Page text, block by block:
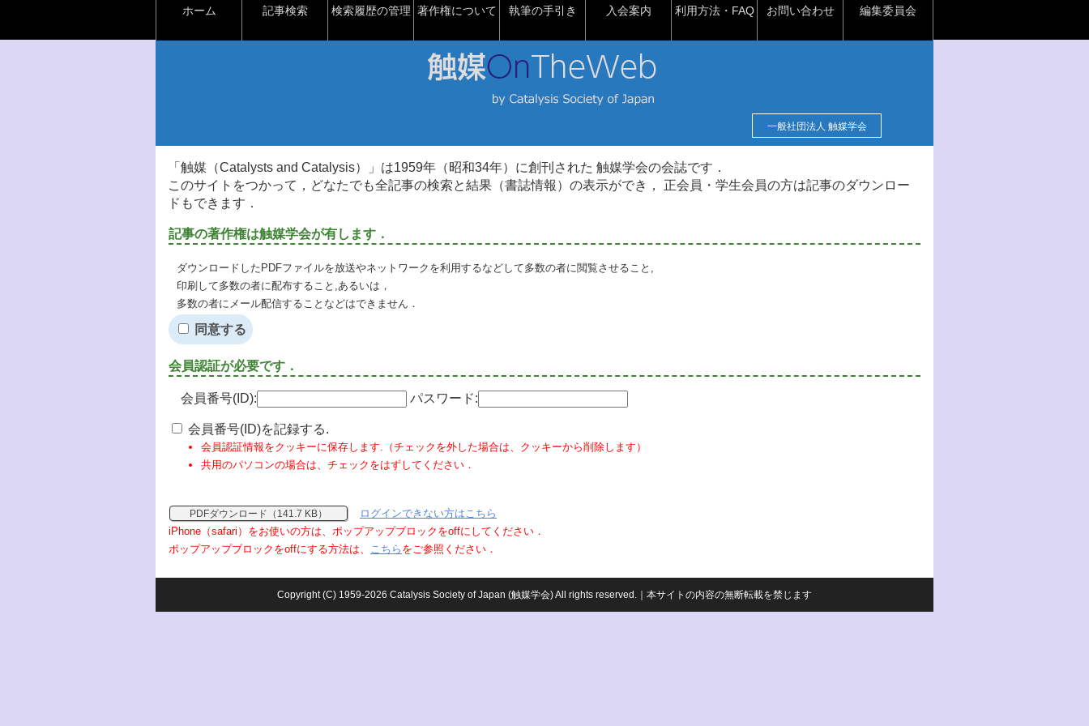
ホーム 記事検索 検索履歴の管理 著作権について 執筆の手引き 入会案内 利用方法・FAQ お問い合わせ 編集委員会
一般社団法人 触媒学会
「触媒（Catalysts and Catalysis）」は1959年（昭和34年）に創刊された 触媒学会の会誌です．
このサイトをつかって，どなたでも全記事の検索と結果（書誌情報）の表示ができ， 正会員・学生会員の方は記事のダウンロー
ドもできます．
記事の著作権は触媒学会が有します．
ダウンロードしたPDFファイルを放送やネットワークを利用するなどして多数の者に閲覧させること,
印刷して多数の者に配布すること,あるいは，
多数の者にメール配信することなどはできません．
同意する
会員認証が必要です．
会員番号(ID): パスワード:
会員番号(ID)を記録する.
会員認証情報をクッキーに保存します.（チェックを外した場合は、クッキーから削除します）
共用のパソコンの場合は、チェックをはずしてください．
PDFダウンロード（141.7 KB）
ログインできない方はこちら
iPhone（safari）をお使いの方は、ポップアップブロックをoffにしてください．
ポップアップブロックをoffにする方法は、 こちら をご参照ください．
Copyright (C) 1959-2026 Catalysis Society of Japan (触媒学会) All rights reserved.｜本サイトの内容の無断転載を禁じます